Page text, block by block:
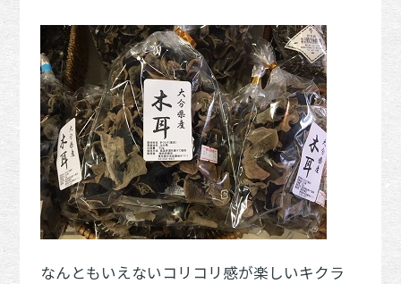
なんともいえないコリコリ感が楽しいキクラ